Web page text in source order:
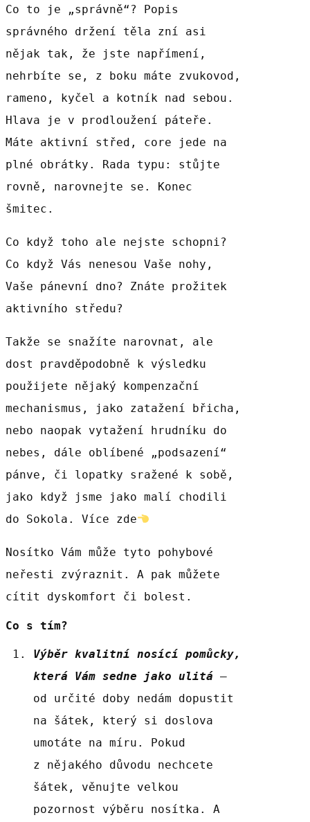
Co to je „správně“? Popis
správného držení těla zní asi
nějak tak, že jste napřímení,
nehrbíte se, z boku máte zvukovod,
rameno, kyčel a kotník nad sebou.
Hlava je v prodloužení páteře.
Máte aktivní střed, core jede na
plné obrátky. Rada typu: stůjte
rovně, narovnejte se. Konec
šmitec.
Co když toho ale nejste schopni?
Co když Vás nenesou Vaše nohy,
Vaše pánevní dno? Znáte prožitek
aktivního středu?
Takže se snažíte narovnat, ale
dost pravděpodobně k výsledku
použijete nějaký kompenzační
mechanismus, jako zatažení břicha,
nebo naopak vytažení hrudníku do
nebes, dále oblíbené „podsazení“
pánve, či lopatky sražené k sobě,
jako když jsme jako malí chodili
do Sokola. Více zde
Nosítko Vám může tyto pohybové
neřesti zvýraznit. A pak můžete
cítit dyskomfort či bolest.
Co s tím?
Výběr kvalitní nosící pomůcky,
která Vám sedne jako ulitá –
od určité doby nedám dopustit
na šátek, který si doslova
umotáte na míru. Pokud
z nějakého důvodu nechcete
šátek, věnujte velkou
pozornost výběru nosítka. A